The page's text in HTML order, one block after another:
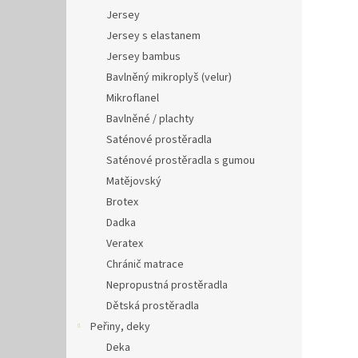
Jersey
Jersey s elastanem
Jersey bambus
Bavlněný mikroplyš (velur)
Mikroflanel
Bavlněné / plachty
Saténové prostěradla
Saténové prostěradla s gumou
Matějovský
Brotex
Dadka
Veratex
Chránič matrace
Nepropustná prostěradla
Dětská prostěradla
Peřiny, deky
Deka